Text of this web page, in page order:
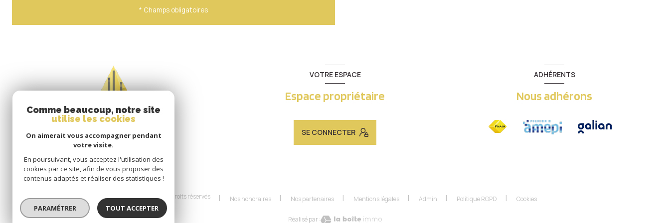
* Champs obligatoires
VOTRE ESPACE
Espace propriétaire
SE CONNECTER
ADHÉRENTS
Nous adhérons
© 2026 | Tous droits réservés Nos honoraires Nos partenaires Mentions légales Admin Politique RGPD Cookies
Réalisé par :
Comme beaucoup, notre site
utilise les cookies
On aimerait vous accompagner pendant
votre visite.
En poursuivant, vous acceptez l'utilisation des
cookies par ce site, afin de vous proposer des
contenus adaptés et réaliser des statistiques !
PARAMÉTRER TOUT ACCEPTER